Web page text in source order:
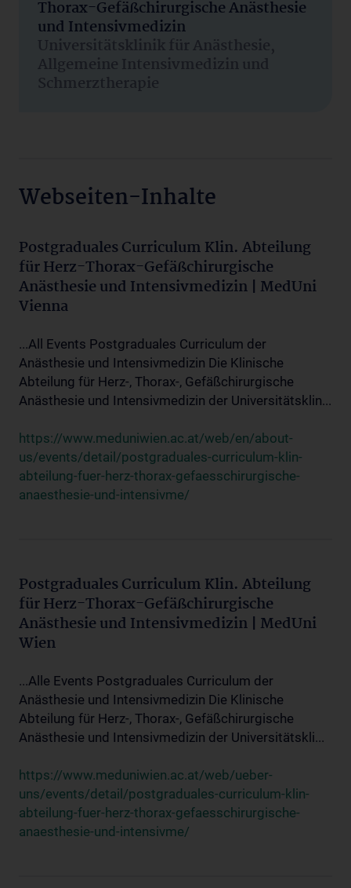
Thorax-Gefäßchirurgische Anästhesie
und Intensivmedizin
Universitätsklinik für Anästhesie,
Allgemeine Intensivmedizin und
Schmerztherapie
Webseiten-Inhalte
Postgraduales Curriculum Klin. Abteilung
für Herz-Thorax-Gefäßchirurgische
Anästhesie und Intensivmedizin | MedUni
Vienna
...All Events Postgraduales Curriculum der
Anästhesie und Intensivmedizin Die Klinische
Abteilung für Herz-, Thorax-, Gefäßchirurgische
Anästhesie und Intensivmedizin der Universitätsklin...
https://www.meduniwien.ac.at/web/en/about-
us/events/detail/postgraduales-curriculum-klin-
abteilung-fuer-herz-thorax-gefaesschirurgische-
anaesthesie-und-intensivme/
Postgraduales Curriculum Klin. Abteilung
für Herz-Thorax-Gefäßchirurgische
Anästhesie und Intensivmedizin | MedUni
Wien
...Alle Events Postgraduales Curriculum der
Anästhesie und Intensivmedizin Die Klinische
Abteilung für Herz-, Thorax-, Gefäßchirurgische
Anästhesie und Intensivmedizin der Universitätskli...
https://www.meduniwien.ac.at/web/ueber-
uns/events/detail/postgraduales-curriculum-klin-
abteilung-fuer-herz-thorax-gefaesschirurgische-
anaesthesie-und-intensivme/